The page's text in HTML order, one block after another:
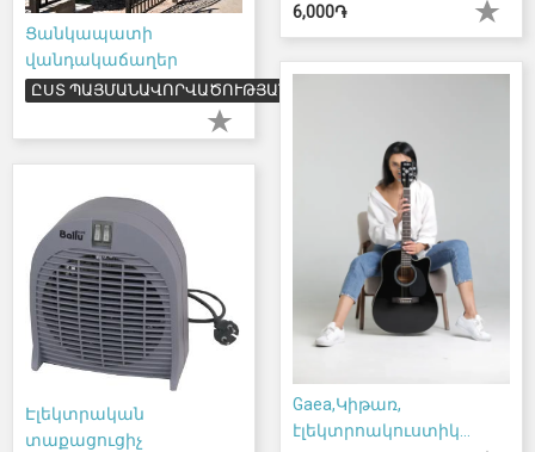
6,000֏
Ցանկապատի
վանդակաճաղեր
ԸՍՏ ՊԱՅՄԱՆԱՎՈՐՎԱԾՈՒԹՅԱՆ
Gaea,Կիթառ,
էլեկտրոակուստիկ...
Էլեկտրական
տաքացուցիչ